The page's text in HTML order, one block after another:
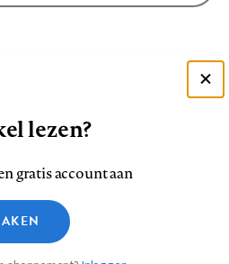
ons
YouTube
Privacy
vragen verdienen
antwoorden
lezen?
gratis account aan